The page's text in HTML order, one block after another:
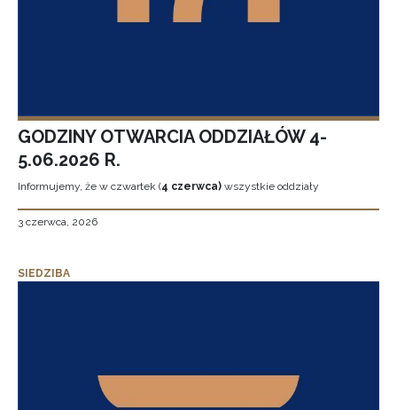
GODZINY OTWARCIA ODDZIAŁÓW 4-
5.06.2026 R.
Informujemy, że w czwartek (4 czerwca) wszystkie oddziały
3 czerwca, 2026
SIEDZIBA